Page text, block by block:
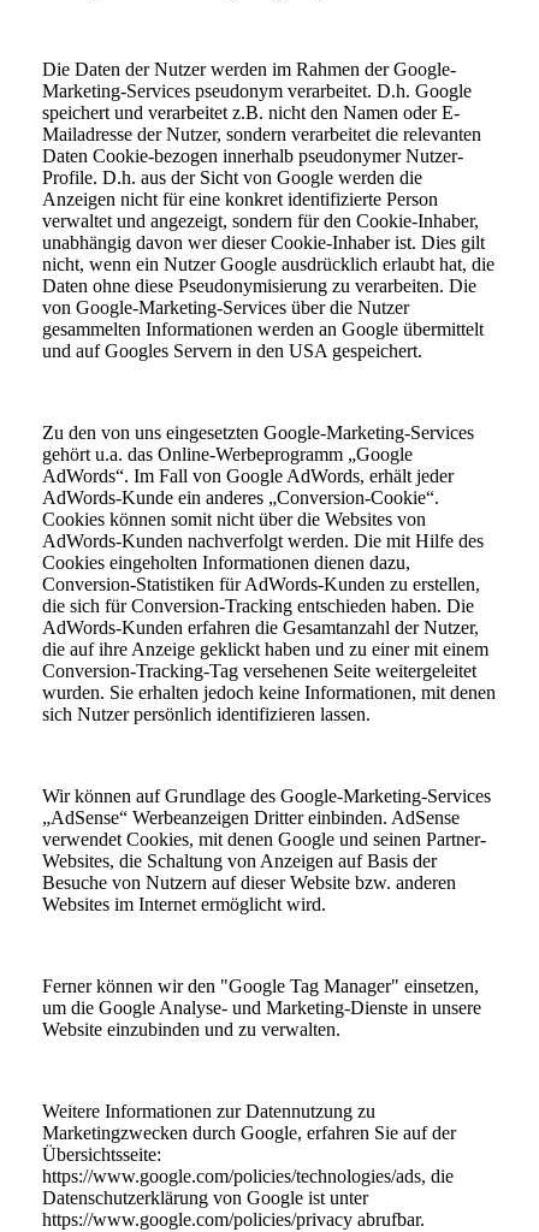
Die Daten der Nutzer werden im Rahmen der Google-
Marketing-Services pseudonym verarbeitet. D.h. Google
speichert und verarbeitet z.B. nicht den Namen oder E-
Mailadresse der Nutzer, sondern verarbeitet die relevanten
Daten Cookie-bezogen innerhalb pseudonymer Nutzer-
Profile. D.h. aus der Sicht von Google werden die
Anzeigen nicht für eine konkret identifizierte Person
verwaltet und angezeigt, sondern für den Cookie-Inhaber,
unabhängig davon wer dieser Cookie-Inhaber ist. Dies gilt
nicht, wenn ein Nutzer Google ausdrücklich erlaubt hat, die
Daten ohne diese Pseudonymisierung zu verarbeiten. Die
von Google-Marketing-Services über die Nutzer
gesammelten Informationen werden an Google übermittelt
und auf Googles Servern in den USA gespeichert.
Zu den von uns eingesetzten Google-Marketing-Services
gehört u.a. das Online-Werbeprogramm „Google
AdWords“. Im Fall von Google AdWords, erhält jeder
AdWords-Kunde ein anderes „Conversion-Cookie“.
Cookies können somit nicht über die Websites von
AdWords-Kunden nachverfolgt werden. Die mit Hilfe des
Cookies eingeholten Informationen dienen dazu,
Conversion-Statistiken für AdWords-Kunden zu erstellen,
die sich für Conversion-Tracking entschieden haben. Die
AdWords-Kunden erfahren die Gesamtanzahl der Nutzer,
die auf ihre Anzeige geklickt haben und zu einer mit einem
Conversion-Tracking-Tag versehenen Seite weitergeleitet
wurden. Sie erhalten jedoch keine Informationen, mit denen
sich Nutzer persönlich identifizieren lassen.
Wir können auf Grundlage des Google-Marketing-Services
„AdSense“ Werbeanzeigen Dritter einbinden. AdSense
verwendet Cookies, mit denen Google und seinen Partner-
Websites, die Schaltung von Anzeigen auf Basis der
Besuche von Nutzern auf dieser Website bzw. anderen
Websites im Internet ermöglicht wird.
Ferner können wir den "Google Tag Manager" einsetzen,
um die Google Analyse- und Marketing-Dienste in unsere
Website einzubinden und zu verwalten.
Weitere Informationen zur Datennutzung zu
Marketingzwecken durch Google, erfahren Sie auf der
Übersichtsseite:
https://www.google.com/policies/technologies/ads, die
Datenschutzerklärung von Google ist unter
https://www.google.com/policies/privacy abrufbar.